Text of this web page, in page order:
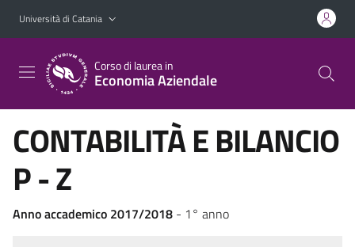
Vai al contenuto principale
Vai al menu di navigazione
Università di Catania
Corso di laurea in
Economia Aziendale
CONTABILITÀ E BILANCIO
P - Z
Anno accademico 2017/2018 - 1° anno